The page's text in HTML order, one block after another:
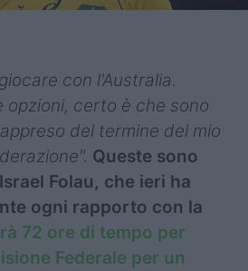
con l'Australia.
opzioni, certo è che sono
del termine del mio
Queste sono
Folau, che ieri ha
ogni rapporto con la
72 ore di tempo per
Federale per un